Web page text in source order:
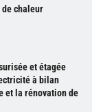
de chaleur
et étagée
à bilan
et la rénovation de